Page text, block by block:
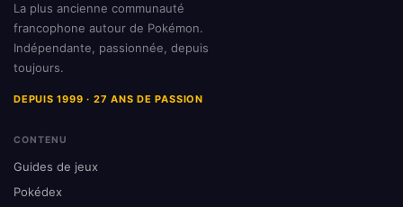
La plus ancienne communauté
francophone autour de Pokémon.
Indépendante, passionnée, depuis
toujours.
DEPUIS 1999 · 27 ANS DE PASSION
CONTENU
Guides de jeux
Pokédex